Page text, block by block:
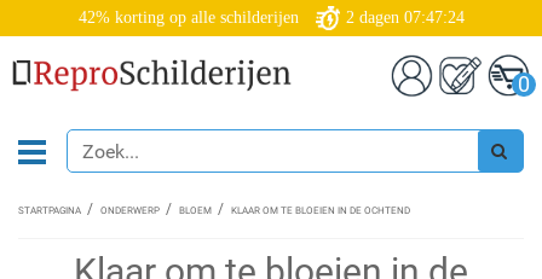
42% korting op alle schilderijen 2 dagen 07:47:24
0
STARTPAGINA ONDERWERP BLOEM KLAAR OM TE BLOEIEN IN DE OCHTEND